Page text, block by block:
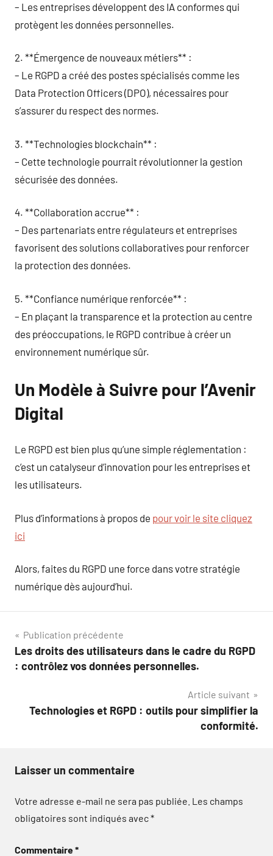
– Les entreprises développent des IA conformes qui
protègent les données personnelles.
2. **Émergence de nouveaux métiers** :
– Le RGPD a créé des postes spécialisés comme les
Data Protection Officers (DPO), nécessaires pour
s’assurer du respect des normes.
3. **Technologies blockchain** :
– Cette technologie pourrait révolutionner la gestion
sécurisée des données.
4. **Collaboration accrue** :
– Des partenariats entre régulateurs et entreprises
favorisent des solutions collaboratives pour renforcer
la protection des données.
5. **Confiance numérique renforcée** :
– En plaçant la transparence et la protection au centre
des préoccupations, le RGPD contribue à créer un
environnement numérique sûr.
Un Modèle à Suivre pour l’Avenir
Digital
Le RGPD est bien plus qu’une simple réglementation :
c’est un catalyseur d’innovation pour les entreprises et
les utilisateurs.
Plus d’informations à propos de pour voir le site cliquez
ici
Alors, faites du RGPD une force dans votre stratégie
numérique dès aujourd’hui.
Navigation
de
Publication précédente
Les droits des utilisateurs dans le cadre du RGPD
: contrôlez vos données personnelles.
Article suivant
Technologies et RGPD : outils pour simplifier la
conformité.
Laisser un commentaire
Votre adresse e-mail ne sera pas publiée. Les champs
obligatoires sont indiqués avec*
Commentaire*